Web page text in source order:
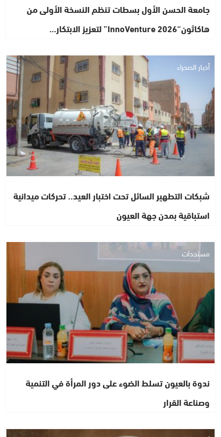
جامعة الحسن الأول بسطات تنظم النسخة الأولى من
هاكاثون“InnoVenture 2026” لتعزيز الابتكار…
أخبار الصحراء
شبكات التطهير السائل تحت اختبار العيد.. تحركات ميدانية
استباقية بمدن جهة العيون
مستجدات
ندوة بالعيون تسلط الضوء على دور المرأة في التنمية
وصناعة القرار